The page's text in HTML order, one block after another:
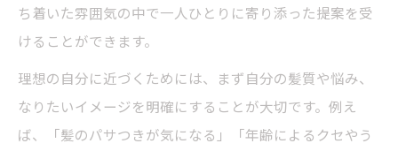
マンツーマン施術が叶える理想の髪質改善
マンツーマン施術が導く上質な艶髪の秘密
美容院のマンツーマン施術が選ばれる理由
大人女性に最適な髪質改善の提案ポイント
プライベート感ある美容院で感じる安心感
ち着いた雰囲気の中で一人ひとりに寄り添った提案を受
けることができます。
理想の自分に近づくためには、まず自分の髪質や悩み、
なりたいイメージを明確にすることが大切です。例え
ば、「髪のパサつきが気になる」「年齢によるクセやう